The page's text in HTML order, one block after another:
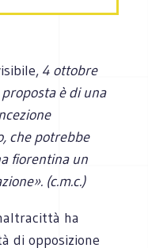
4 ottobre
proposta è di una
che potrebbe
fiorentina un
(c.m.c.)
ha
di opposizione